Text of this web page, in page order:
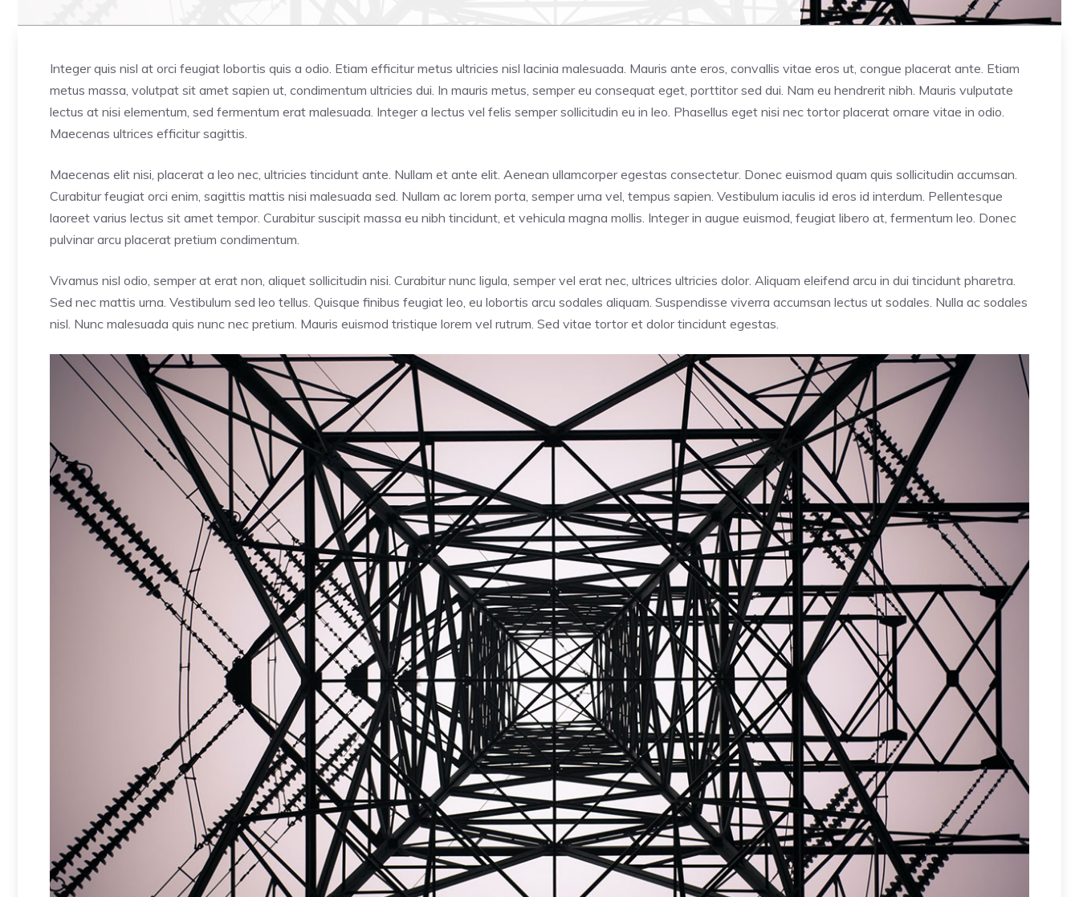
Integer quis nisl at orci feugiat lobortis quis a odio. Etiam efficitur metus ultricies nisl lacinia malesuada. Mauris ante eros, convallis vitae eros ut, congue placerat ante. Etiam
metus massa, volutpat sit amet sapien ut, condimentum ultricies dui. In mauris metus, semper eu consequat eget, porttitor sed dui. Nam eu hendrerit nibh. Mauris vulputate
lectus at nisi elementum, sed fermentum erat malesuada. Integer a lectus vel felis semper sollicitudin eu in leo. Phasellus eget nisi nec tortor placerat ornare vitae in odio.
Maecenas ultrices efficitur sagittis.
Maecenas elit nisi, placerat a leo nec, ultricies tincidunt ante. Nullam et ante elit. Aenean ullamcorper egestas consectetur. Donec euismod quam quis sollicitudin accumsan.
Curabitur feugiat orci enim, sagittis mattis nisi malesuada sed. Nullam ac lorem porta, semper urna vel, tempus sapien. Vestibulum iaculis id eros id interdum. Pellentesque
laoreet varius lectus sit amet tempor. Curabitur suscipit massa eu nibh tincidunt, et vehicula magna mollis. Integer in augue euismod, feugiat libero at, fermentum leo. Donec
pulvinar arcu placerat pretium condimentum.
Vivamus nisl odio, semper at erat non, aliquet sollicitudin nisi. Curabitur nunc ligula, semper vel erat nec, ultrices ultricies dolor. Aliquam eleifend arcu in dui tincidunt pharetra.
Sed nec mattis urna. Vestibulum sed leo tellus. Quisque finibus feugiat leo, eu lobortis arcu sodales aliquam. Suspendisse viverra accumsan lectus ut sodales. Nulla ac sodales
nisl. Nunc malesuada quis nunc nec pretium. Mauris euismod tristique lorem vel rutrum. Sed vitae tortor et dolor tincidunt egestas.